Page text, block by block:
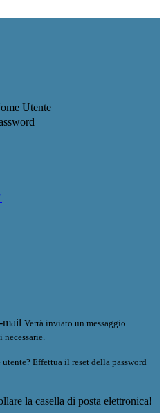
Utente
mail Verrà inviato un messaggio
Effettua il reset della password
la casella di posta elettronica!